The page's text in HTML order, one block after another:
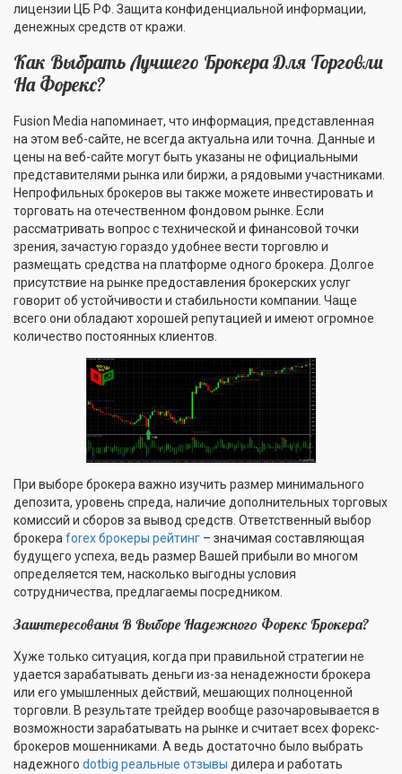
лицензии ЦБ РФ. Защита конфиденциальной информации,
денежных средств от кражи.
Как Выбрать Лучшего Брокера Для Торговли
На Форекс?
Fusion Media напоминает, что информация, представленная
на этом веб-сайте, не всегда актуальна или точна. Данные и
цены на веб-сайте могут быть указаны не официальными
представителями рынка или биржи, а рядовыми участниками.
Непрофильных брокеров вы также можете инвестировать и
торговать на отечественном фондовом рынке. Если
рассматривать вопрос с технической и финансовой точки
зрения, зачастую гораздо удобнее вести торговлю и
размещать средства на платформе одного брокера. Долгое
присутствие на рынке предоставления брокерских услуг
говорит об устойчивости и стабильности компании. Чаще
всего они обладают хорошей репутацией и имеют огромное
количество постоянных клиентов.
При выборе брокера важно изучить размер минимального
депозита, уровень спреда, наличие дополнительных торговых
комиссий и сборов за вывод средств. Ответственный выбор
брокера forex брокеры рейтинг – значимая составляющая
будущего успеха, ведь размер Вашей прибыли во многом
определяется тем, насколько выгодны условия
сотрудничества, предлагаемы посредником.
Заинтересованы В Выборе Надежного Форекс Брокера?
Хуже только ситуация, когда при правильной стратегии не
удается зарабатывать деньги из-за ненадежности брокера
или его умышленных действий, мешающих полноценной
торговли. В результате трейдер вообще разочаровывается в
возможности зарабатывать на рынке и считает всех форекс-
брокеров мошенниками. А ведь достаточно было выбрать
надежного dotbig реальные отзывы дилера и работать